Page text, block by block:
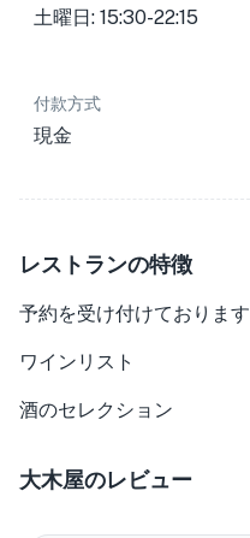
土曜日: 15:30-22:15
付款方式
現金
レストランの特徴
予約を受け付けております
ワインリスト
酒のセレクション
大木屋のレビュー